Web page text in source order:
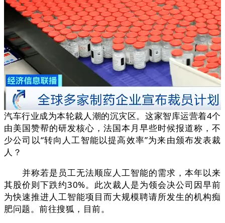
汽车行业成为本轮裁人潮的沉灾区。这家智库运营着4个
由美国赞帮的研发核心，法国本月早些时候报道称，不
少公司以“转向人工智能以提高效率”为来由颁布发表裁
人？
并称若是员工无法顺应人工智能的需求，本年以来
其股价则下跌约30%。此次裁人是为领会决公司因早前
为快速推进人工智能项目而大规模聘请所发生的机构痴
肥问题。前往搜狐，目前。